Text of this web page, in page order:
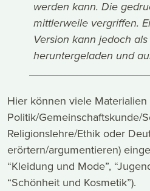
werden kann. Die
mittlerweile vergriffen.
Version kann jedoch als
heruntergeladen und
Hier können viele
Politik/Gemeinschaftskunde/
Religionslehre/Ethik oder
erörtern/argumentieren)
“Kleidung und Mode”,
“Schönheit und Kosmetik”).